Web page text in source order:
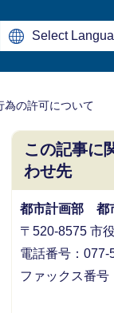
為の許可について
この記事に
わせ先
都市計画部 都
〒520-8575 市
電話番号：077-
ファックス番号